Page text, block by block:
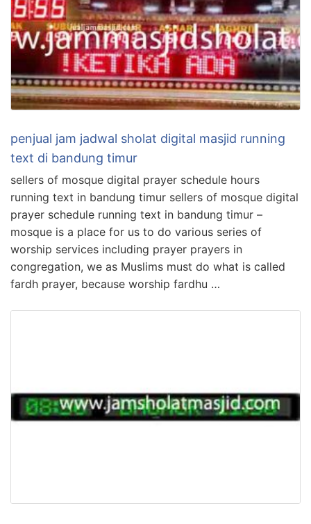
penjual jam jadwal sholat digital masjid running
text di bandung timur
sellers of mosque digital prayer schedule hours
running text in bandung timur sellers of mosque digital
prayer schedule running text in bandung timur –
mosque is a place for us to do various series of
worship services including prayer prayers in
congregation, we as Muslims must do what is called
fardh prayer, because worship fardhu …